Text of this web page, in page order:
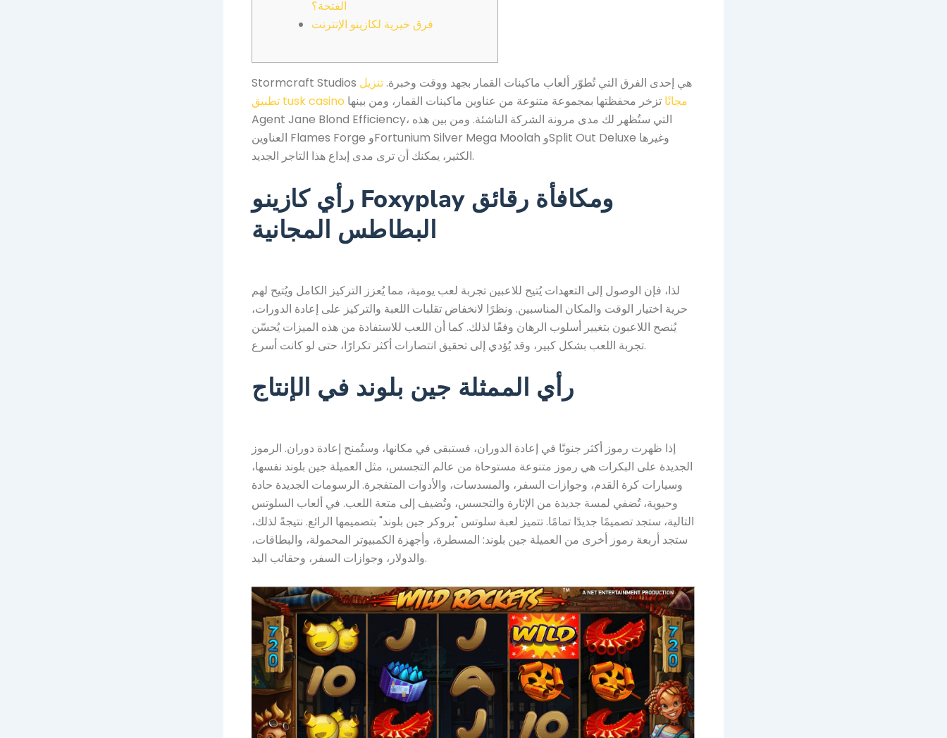
الفتحة؟
فرق خيرية لكازينو الإنترنت
Stormcraft Studios هي إحدى الفرق التي تُطوّر ألعاب ماكينات القمار بجهد ووقت وخبرة. تنزيل
تطبيق tusk casino مجانًا تزخر محفظتها بمجموعة متنوعة من عناوين ماكينات القمار، ومن بينها
Agent Jane Blond Efficiency، التي ستُظهر لك مدى مرونة الشركة الناشئة. ومن بين هذه
العناوين Flames Forge وFortunium Silver Mega Moolah وSplit Out Deluxe وغيرها
الكثير، يمكنك أن ترى مدى إبداع هذا التاجر الجديد.
رأي كازينو Foxyplay ومكافأة رقائق
البطاطس المجانية
لذا، فإن الوصول إلى التعهدات يُتيح للاعبين تجربة لعب يومية، مما يُعزز التركيز الكامل ويُتيح لهم
حرية اختيار الوقت والمكان المناسبين. ونظرًا لانخفاض تقلبات اللعبة والتركيز على إعادة الدورات،
يُنصح اللاعبون بتغيير أسلوب الرهان وفقًا لذلك. كما أن اللعب للاستفادة من هذه الميزات يُحسّن
تجربة اللعب بشكل كبير، وقد يُؤدي إلى تحقيق انتصارات أكثر تكرارًا، حتى لو كانت أسرع.
رأي الممثلة جين بلوند في الإنتاج
إذا ظهرت رموز أكثر جنونًا في إعادة الدوران، فستبقى في مكانها، وستُمنح إعادة دوران. الرموز
الجديدة على البكرات هي رموز متنوعة مستوحاة من عالم التجسس، مثل العميلة جين بلوند نفسها،
وسيارات كرة القدم، وجوازات السفر، والمسدسات، والأدوات المتفجرة. الرسومات الجديدة حادة
وحيوية، تُضفي لمسة جديدة من الإثارة والتجسس، وتُضيف إلى متعة اللعب. في ألعاب السلوتس
التالية، ستجد تصميمًا جديدًا تمامًا. تتميز لعبة سلوتس "بروكر جين بلوند" بتصميمها الرائع. نتيجةً لذلك،
ستجد أربعة رموز أخرى من العميلة جين بلوند: المسطرة، وأجهزة الكمبيوتر المحمولة، والبطاقات،
والدولار، وجوازات السفر، وحقائب اليد.